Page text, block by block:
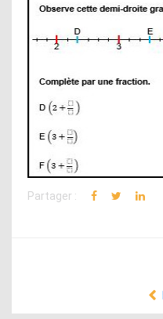
Partager :